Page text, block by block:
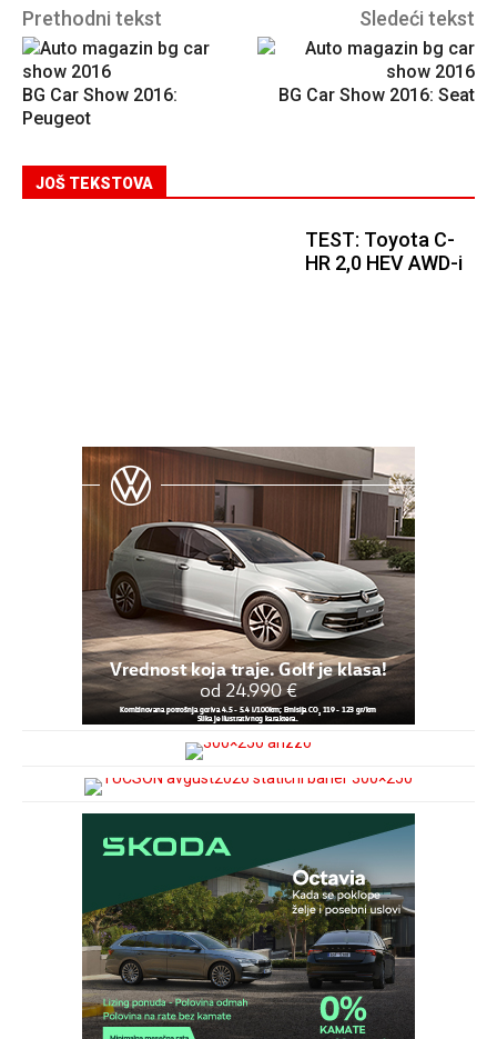
Prethodni tekst
BG Car Show 2016:
Peugeot
Sledeći tekst
BG Car Show 2016: Seat
JOŠ TEKSTOVA
TEST: Toyota C-
HR 2,0 HEV AWD-i